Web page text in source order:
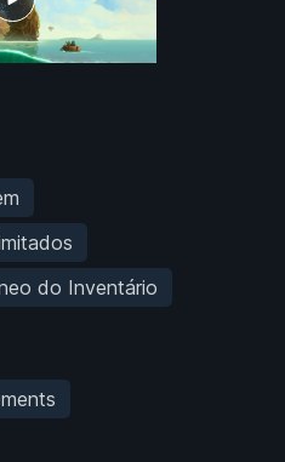
do Inventário